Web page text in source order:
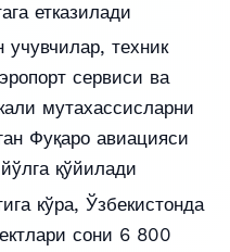
етказилади
техник
сервиси ва
мутахассисларни
Фуқаро авиацияси
қўйилади
кўра, Ўзбекистонда
сони 6 800